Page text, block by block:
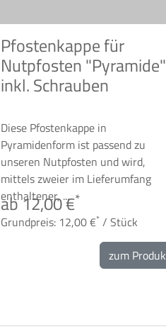
Pfostenkappe für
Nutpfosten "Pyramide"
inkl. Schrauben
Diese Pfostenkappe in
Pyramidenform ist passend zu
unseren Nutpfosten und wird,
mittels zweier im Lieferumfang
enthaltener, ...
ab 12,00 €*
Grundpreis: 12,00 €* / Stück
zum